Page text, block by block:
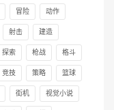
冒险 动作
射击 建造
探索 枪战 格斗
竞技 策略 篮球
街机 视觉小说